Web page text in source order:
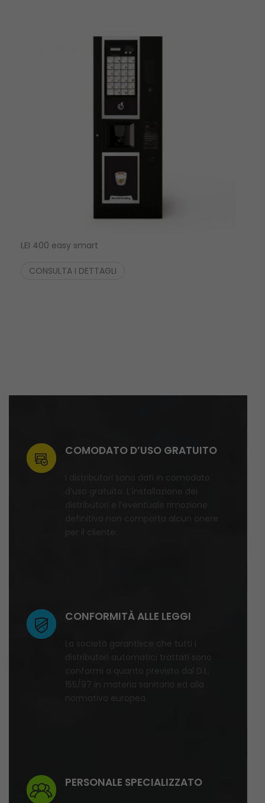
LEI 400 easy smart
COMODATO D’USO GRATUITO
I distributori sono dati in comodato
d’uso gratuito. L’installazione dei
distributori e l’eventuale rimozione
definitiva non comporta alcun onere
CONFORMITÀ ALLE LEGGI
La società garantisce che tutti i
distributori automatici trattati sono
conformi a quanto previsto dal D.L.
155/97 in materia sanitaria ed alla
normativa europea.
PERSONALE SPECIALIZZATO